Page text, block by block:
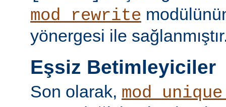
mod_rewrite
yönergesi ile
Eşsiz Betimleyiciler
Son olarak,